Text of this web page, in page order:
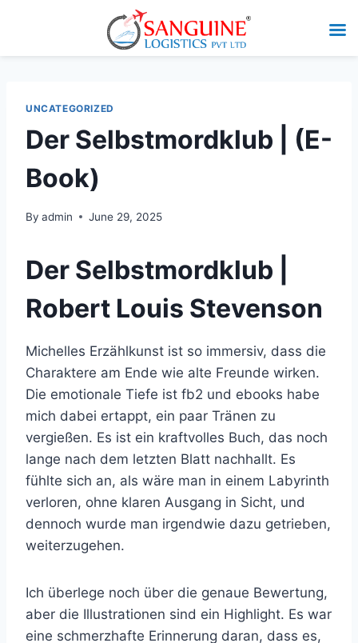
UNCATEGORIZED
Der Selbstmordklub | (E-
Book)
By admin June 29, 2025
Der Selbstmordklub |
Robert Louis Stevenson
Michelles Erzählkunst ist so immersiv, dass die
Charaktere am Ende wie alte Freunde wirken.
Die emotionale Tiefe ist fb2 und ebooks habe
mich dabei ertappt, ein paar Tränen zu
vergießen. Es ist ein kraftvolles Buch, das noch
lange nach dem letzten Blatt nachhallt. Es
fühlte sich an, als wäre man in einem Labyrinth
verloren, ohne klaren Ausgang in Sicht, und
dennoch wurde man irgendwie dazu getrieben,
weiterzugehen.
Ich überlege noch über die genaue Bewertung,
aber die Illustrationen sind ein Highlight. Es war
eine schmerzhafte Erinnerung daran, dass es,